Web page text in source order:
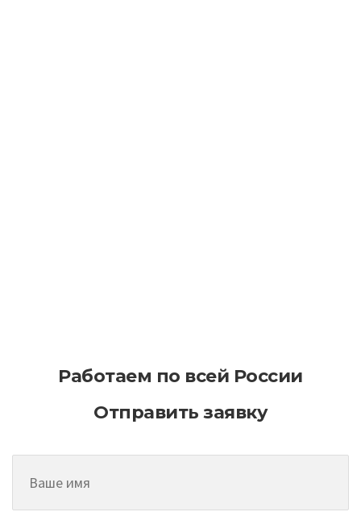
Работаем по всей России
Отправить заявку